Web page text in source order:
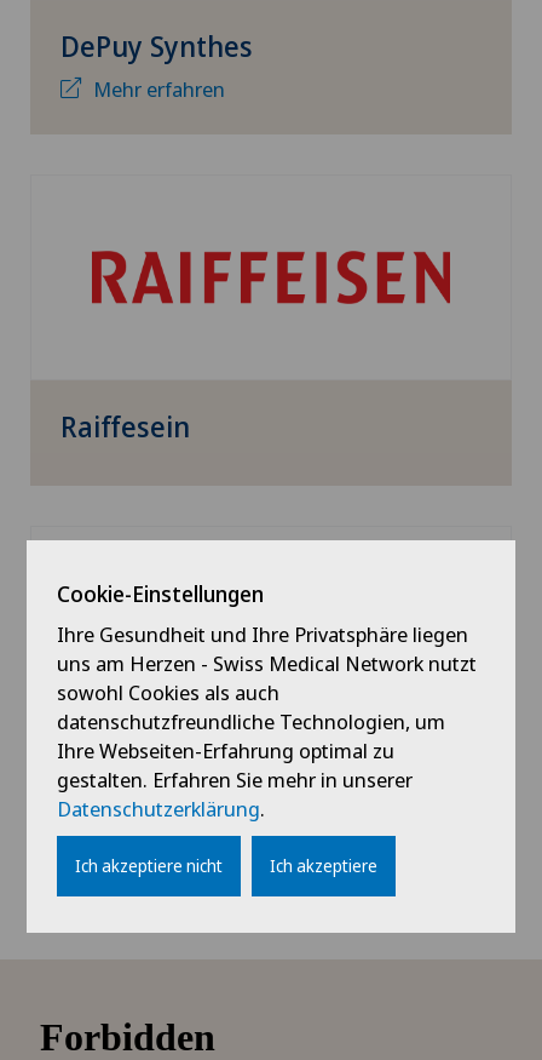
DePuy Synthes
Mehr erfahren
Raiffesein
Swiss stem cells biotech
Cookie-Einstellungen
Ihre Gesundheit und Ihre Privatsphäre liegen
uns am Herzen - Swiss Medical Network nutzt
sowohl Cookies als auch
datenschutzfreundliche Technologien, um
Ihre Webseiten-Erfahrung optimal zu
gestalten. Erfahren Sie mehr in unserer
Datenschutzerklärung.
Ich akzeptiere nicht Ich akzeptiere